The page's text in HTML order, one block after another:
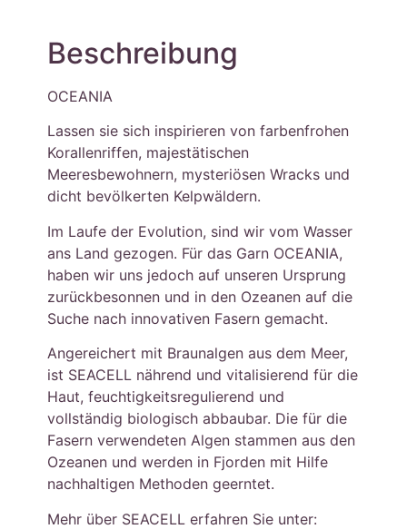
Beschreibung
OCEANIA
Lassen sie sich inspirieren von farbenfrohen
Korallenriffen, majestätischen
Meeresbewohnern, mysteriösen Wracks und
dicht bevölkerten Kelpwäldern.
Im Laufe der Evolution, sind wir vom Wasser
ans Land gezogen. Für das Garn OCEANIA,
haben wir uns jedoch auf unseren Ursprung
zurückbesonnen und in den Ozeanen auf die
Suche nach innovativen Fasern gemacht.
Angereichert mit Braunalgen aus dem Meer,
ist SEACELL nährend und vitalisierend für die
Haut, feuchtigkeitsregulierend und
vollständig biologisch abbaubar. Die für die
Fasern verwendeten Algen stammen aus den
Ozeanen und werden in Fjorden mit Hilfe
nachhaltigen Methoden geerntet.
Mehr über SEACELL erfahren Sie unter: